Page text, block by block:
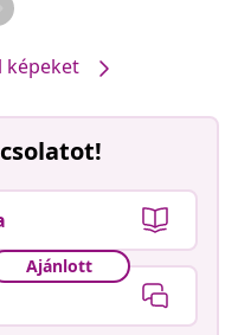
képeket
Ajánlott